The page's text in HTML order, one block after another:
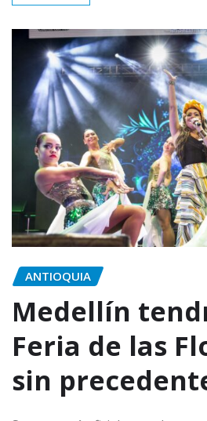
ANTIOQUIA
Medellín
Feria de las
sin